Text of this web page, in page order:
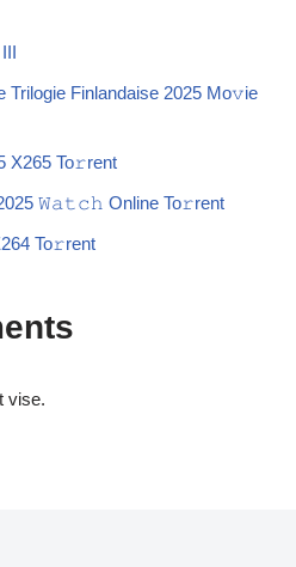
Trilogie Finlandaise 2025 Mo𝚟ie
X265 To𝚛rent
𝚆𝚊𝚝𝚌𝚑 Online To𝚛rent
To𝚛rent
vise.